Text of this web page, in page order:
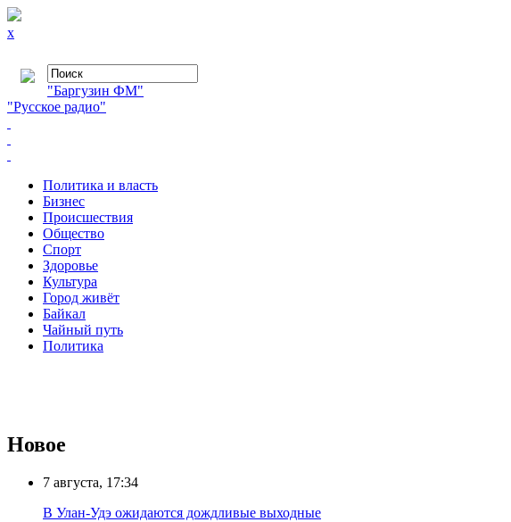
x
"Баргузин ФМ"
"Русское радио"
Политика и власть
Бизнес
Происшествия
Общество
Cпорт
Здоровье
Культура
Город живёт
Байкал
Чайный путь
Политика
Новое
7 августа, 17:34
В Улан-Удэ ожидаются дождливые выходные